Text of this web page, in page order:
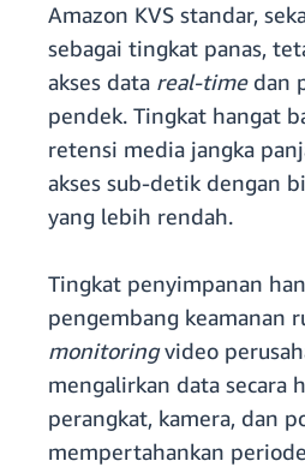
Amazon KVS standar,
sebagai tingkat panas,
akses data real-timedan
pendek. Tingkat hangat
retensi media jangka
akses sub-detik dengan
yang lebih rendah.
Tingkat penyimpanan
pengembang keamanan
monitoringvideo
mengalirkan data secara
perangkat, kamera, dan
mempertahankan